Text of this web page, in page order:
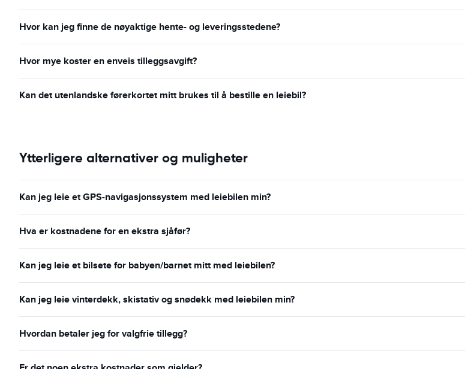
Hvor kan jeg finne de nøyaktige hente- og leveringsstedene?
Hvor mye koster en enveis tilleggsavgift?
Kan det utenlandske førerkortet mitt brukes til å bestille en leiebil?
Ytterligere alternativer og muligheter
Kan jeg leie et GPS-navigasjonssystem med leiebilen min?
Hva er kostnadene for en ekstra sjåfør?
Kan jeg leie et bilsete for babyen/barnet mitt med leiebilen?
Kan jeg leie vinterdekk, skistativ og snødekk med leiebilen min?
Hvordan betaler jeg for valgfrie tillegg?